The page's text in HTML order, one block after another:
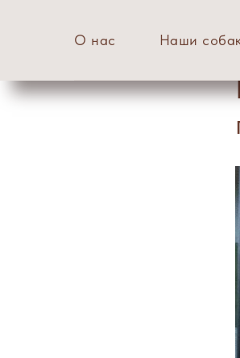
О нас Наши